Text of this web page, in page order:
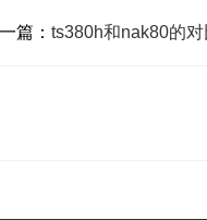
篇： ts380h和nak80的